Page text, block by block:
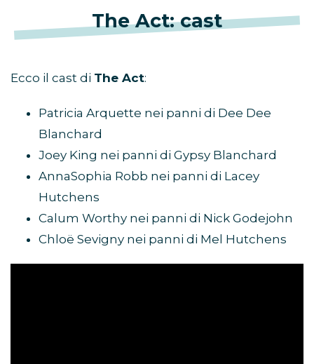
The Act: cast
Ecco il cast di The Act:
Patricia Arquette nei panni di Dee Dee
Blanchard
Joey King nei panni di Gypsy Blanchard
AnnaSophia Robb nei panni di Lacey
Hutchens
Calum Worthy nei panni di Nick Godejohn
Chloë Sevigny nei panni di Mel Hutchens